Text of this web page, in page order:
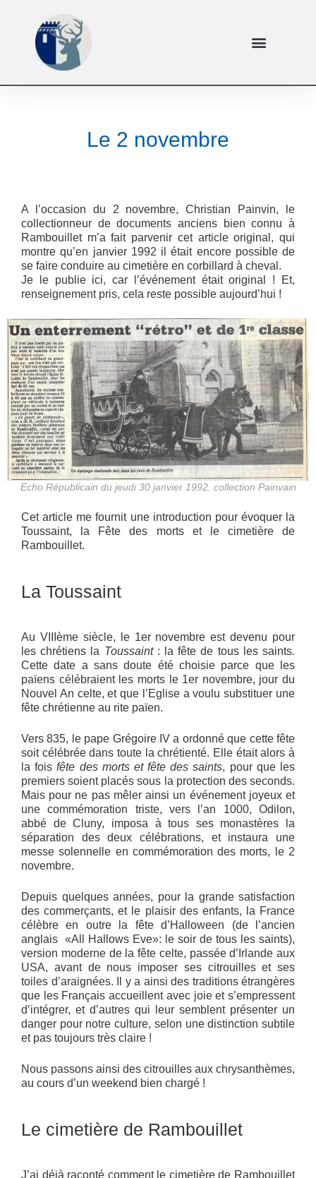
Le 2 novembre
A l’occasion du 2 novembre, Christian Painvin, le
collectionneur de documents anciens bien connu à
Rambouillet m’a fait parvenir cet article original, qui
montre qu’en janvier 1992 il était encore possible de
se faire conduire au cimetière en corbillard à cheval.
Je le publie ici, car l’événement était original ! Et,
renseignement pris, cela reste possible aujourd’hui !
Echo Républicain du jeudi 30 janvier 1992. collection Painvain
Cet article me fournit une introduction pour évoquer la
Toussaint, la Fête des morts et le cimetière de
Rambouillet.
La Toussaint
Au VIIIème siècle, le 1er novembre est devenu pour
les chrétiens la Toussaint : la fête de tous les saints.
Cette date a sans doute été choisie parce que les
païens célébraient les morts le 1er novembre, jour du
Nouvel An celte, et que l’Eglise a voulu substituer une
fête chrétienne au rite païen.
Vers 835, le pape Grégoire IV a ordonné que cette fête
soit célébrée dans toute la chrétienté. Elle était alors à
la foisfête des morts et fête des saints, pour que les
premiers soient placés sous la protection des seconds.
Mais pour ne pas mêler ainsi un événement joyeux et
une commémoration triste, vers l’an 1000, Odilon,
abbé de Cluny, imposa à tous ses monastères la
séparation des deux célébrations, et instaura une
messe solennelle en commémoration des morts, le 2
novembre.
Depuis quelques années, pour la grande satisfaction
des commerçants, et le plaisir des enfants, la France
célèbre en outre la fête d’Halloween (de l’ancien
anglais «All Hallows Eve»: le soir de tous les saints),
version moderne de la fête celte, passée d’Irlande aux
USA, avant de nous imposer ses citrouilles et ses
toiles d’araignées. Il y a ainsi des traditions étrangères
que les Français accueillent avec joie et s’empressent
d’intégrer, et d’autres qui leur semblent présenter un
danger pour notre culture, selon une distinction subtile
et pas toujours très claire !
Nous passons ainsi des citrouilles aux chrysanthèmes,
au cours d’un weekend bien chargé !
Le cimetière de Rambouillet
J’ai déjà raconté comment le cimetière de Rambouillet